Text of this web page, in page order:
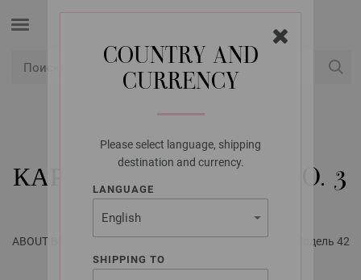
COUNTRY AND
CURRENCY
Please select language, shipping
destination and currency.
LANGUAGE
SHIPPING TO
LANA GROSSA
КАРДИГАН BRIGITTE NO. 3
ABOUT BERLIN No. 8 - инструкции на русском языке | Модель 42